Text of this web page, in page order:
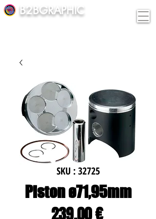
B2BGRAPHIC
SKU : 32725
Piston ø71,95mm
239,00 €Prix